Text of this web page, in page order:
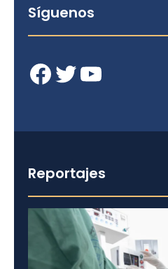
Síguenos
Facebook Twitter YouTube
Reportajes